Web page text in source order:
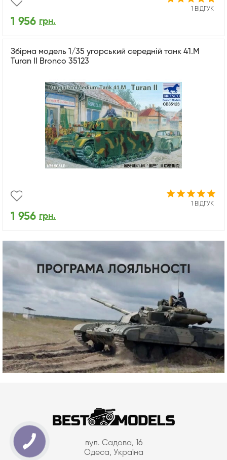
1 ВІДГУК
1 956 грн.
Збірна модель 1/35 угорський середній танк 41.M
Turan II Bronco 35123
1 ВІДГУК
1 956 грн.
вул. Садова, 16
Одеса, Україна